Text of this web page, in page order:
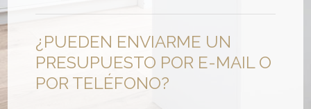
¿PUEDEN ENVIARME UN
PRESUPUESTO POR E-MAIL O
POR TELÉFONO?